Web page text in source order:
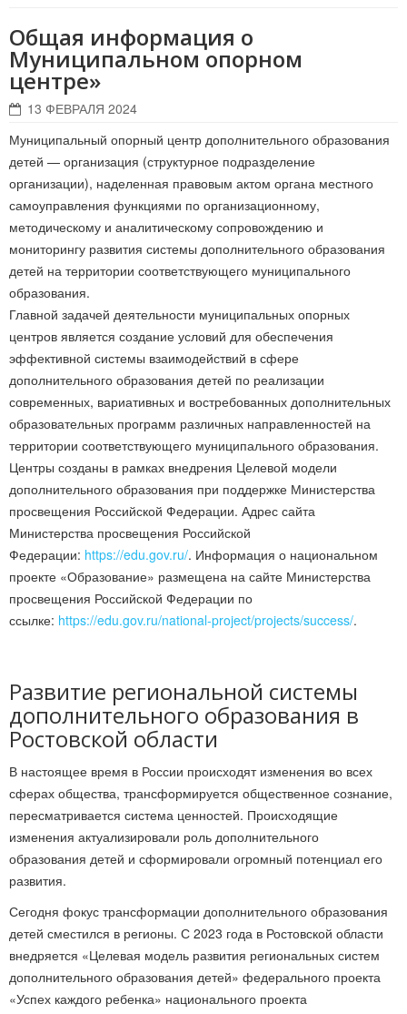
Общая информация о
Муниципальном опорном
центре»
13 ФЕВРАЛЯ 2024
Муниципальный опорный центр дополнительного образования
детей — организация (структурное подразделение
организации), наделенная правовым актом органа местного
самоуправления функциями по организационному,
методическому и аналитическому сопровождению и
мониторингу развития системы дополнительного образования
детей на территории соответствующего муниципального
образования.
Главной задачей деятельности муниципальных опорных
центров является создание условий для обеспечения
эффективной системы взаимодействий в сфере
дополнительного образования детей по реализации
современных, вариативных и востребованных дополнительных
образовательных программ различных направленностей на
территории соответствующего муниципального образования.
Центры созданы в рамках внедрения Целевой модели
дополнительного образования при поддержке Министерства
просвещения Российской Федерации. Адрес сайта
Министерства просвещения Российской
Федерации: https://edu.gov.ru/. Информация о национальном
проекте «Образование» размещена на сайте Министерства
просвещения Российской Федерации по
ссылке: https://edu.gov.ru/national-project/projects/success/.
Развитие региональной системы
дополнительного образования в
Ростовской области
В настоящее время в России происходят изменения во всех
сферах общества, трансформируется общественное сознание,
пересматривается система ценностей. Происходящие
изменения актуализировали роль дополнительного
образования детей и сформировали огромный потенциал его
развития.
Сегодня фокус трансформации дополнительного образования
детей сместился в регионы. С 2023 года в Ростовской области
внедряется «Целевая модель развития региональных систем
дополнительного образования детей» федерального проекта
«Успех каждого ребенка» национального проекта